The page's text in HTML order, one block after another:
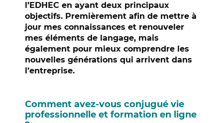
l’EDHEC en ayant deux principaux
objectifs. Premièrement afin de mettre à
jour mes connaissances et renouveler
mes éléments de langage, mais
également pour mieux comprendre les
nouvelles générations qui arrivent dans
l’entreprise.
Comment avez-vous conjugué vie
professionnelle et formation en ligne